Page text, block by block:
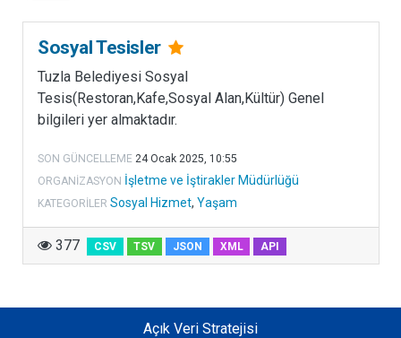
Sosyal Tesisler
Tuzla Belediyesi Sosyal
Tesis(Restoran,Kafe,Sosyal Alan,Kültür) Genel
bilgileri yer almaktadır.
SON GÜNCELLEME 24 Ocak 2025, 10:55
ORGANIZASYON İşletme ve İştirakler Müdürlüğü
KATEGORILER Sosyal Hizmet, Yaşam
377 CSV TSV JSON XML API
Açık Veri Stratejisi